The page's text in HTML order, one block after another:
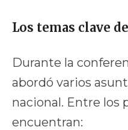
Los temas clave
Durante la
abordó varios
nacional. Entre los
encuentran: